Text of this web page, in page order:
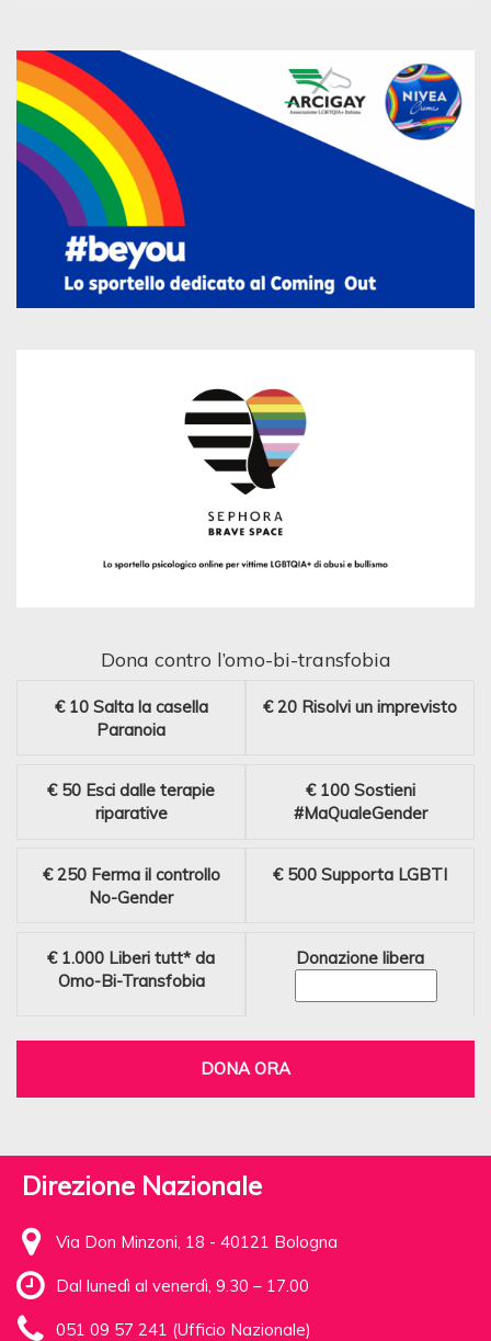
Dona contro l’omo-bi-transfobia
€ 10 Salta la casella
Paranoia
€ 20 Risolvi un imprevisto
€ 50 Esci dalle terapie
riparative
€ 100 Sostieni
#MaQualeGender
€ 250 Ferma il controllo
No-Gender
€ 500 Supporta LGBTI
€ 1.000 Liberi tutt* da
Omo-Bi-Transfobia
Donazione libera
DONA ORA
Direzione Nazionale
Via Don Minzoni, 18 - 40121 Bologna
Dal lunedì al venerdì, 9.30 – 17.00
051 09 57 241 (Ufficio Nazionale)